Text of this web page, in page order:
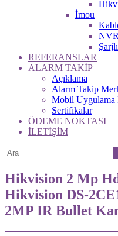
İmou
REFERANSLAR
ALARM TAKİP
Açıklama
Alarm Takip
Mobil Uygulama
Sertifikalar
ÖDEME NOKTASI
İLETİŞİM
Hikvision 2 Mp
Hikvision DS-
2MP IR Bullet